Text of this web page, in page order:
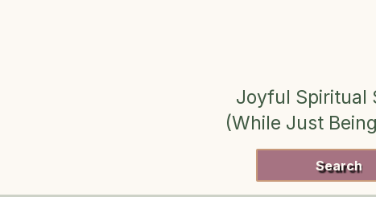
Joyful Spiritual
(While Just
Search